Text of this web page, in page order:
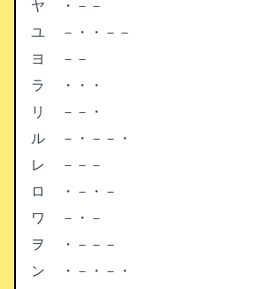
ヤ
・－－
ユ
－・・－－
ヨ
－－
ラ
・・・
リ
－－・
ル
－・－－・
レ
－－－
ロ
・－・－
ワ
－・－
ヲ
・－－－
ン
・－・－・